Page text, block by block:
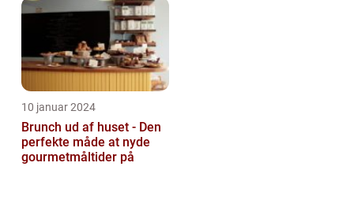
10 januar 2024
Brunch ud af huset - Den
perfekte måde at nyde
gourmetmåltider på